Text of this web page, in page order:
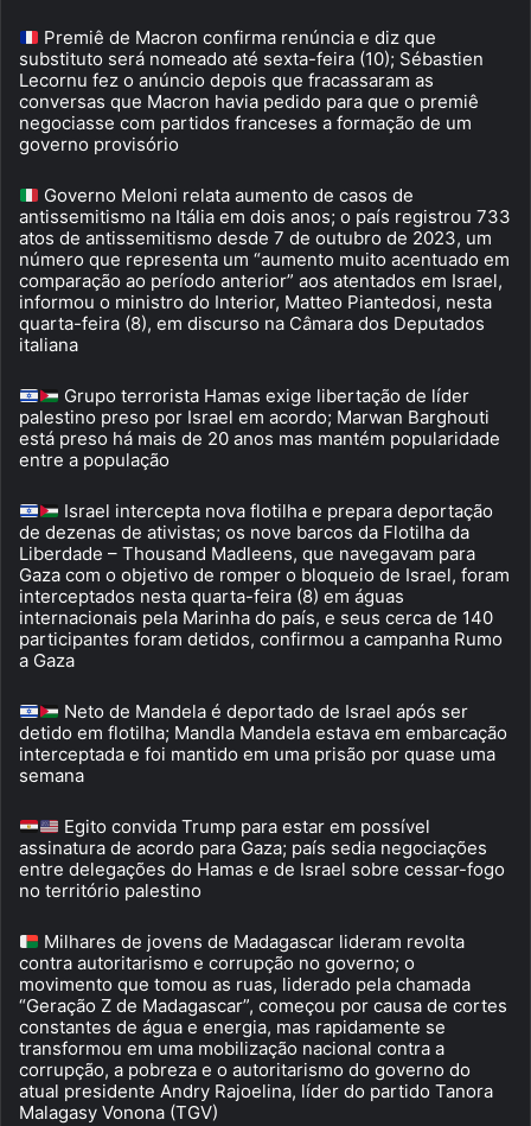
Premiê de Macron confirma renúncia e diz que
substituto será nomeado até sexta-feira (10); Sébastien
Lecornu fez o anúncio depois que fracassaram as
conversas que Macron havia pedido para que o premiê
negociasse com partidos franceses a formação de um
governo provisório
Governo Meloni relata aumento de casos de
antissemitismo na Itália em dois anos; o país registrou 733
atos de antissemitismo desde 7 de outubro de 2023, um
número que representa um “aumento muito acentuado em
comparação ao período anterior” aos atentados em Israel,
informou o ministro do Interior, Matteo Piantedosi, nesta
quarta-feira (8), em discurso na Câmara dos Deputados
italiana
Grupo terrorista Hamas exige libertação de líder
palestino preso por Israel em acordo; Marwan Barghouti
está preso há mais de 20 anos mas mantém popularidade
entre a população
Israel intercepta nova flotilha e prepara deportação
de dezenas de ativistas; os nove barcos da Flotilha da
Liberdade – Thousand Madleens, que navegavam para
Gaza com o objetivo de romper o bloqueio de Israel, foram
interceptados nesta quarta-feira (8) em águas
internacionais pela Marinha do país, e seus cerca de 140
participantes foram detidos, confirmou a campanha Rumo
a Gaza
Neto de Mandela é deportado de Israel após ser
detido em flotilha; Mandla Mandela estava em embarcação
interceptada e foi mantido em uma prisão por quase uma
semana
Egito convida Trump para estar em possível
assinatura de acordo para Gaza; país sedia negociações
entre delegações do Hamas e de Israel sobre cessar-fogo
no território palestino
Milhares de jovens de Madagascar lideram revolta
contra autoritarismo e corrupção no governo; o
movimento que tomou as ruas, liderado pela chamada
“Geração Z de Madagascar”, começou por causa de cortes
constantes de água e energia, mas rapidamente se
transformou em uma mobilização nacional contra a
corrupção, a pobreza e o autoritarismo do governo do
atual presidente Andry Rajoelina, líder do partido Tanora
Malagasy Vonona (TGV)